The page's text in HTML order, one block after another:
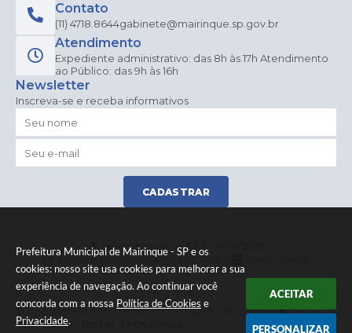
Prefeitura Municipal de Mairinque - SP e os
cookies: nosso site usa cookies para melhorar a sua
experiência de navegação. Ao continuar você
concorda com a nossa Política de Cookies e
Privacidade.
ACEITAR
PERSONALIZAR
Contato
(11) 4718.8644gabinete@mairinque.sp.gov.br
Atendimento
Expediente administrativo: das 8h às 17h Atendimento
ao Público: das 9h às 16h
Newsletter
Inscreva-se e receba informativos
CADASTRAR
Versão do Sistema:3.5.3 - 19/06/2026
Portal atualizado em: 07/08/2026 15:31
© Copyright Instar - 2006-2026. Todos os direitos
reservados -